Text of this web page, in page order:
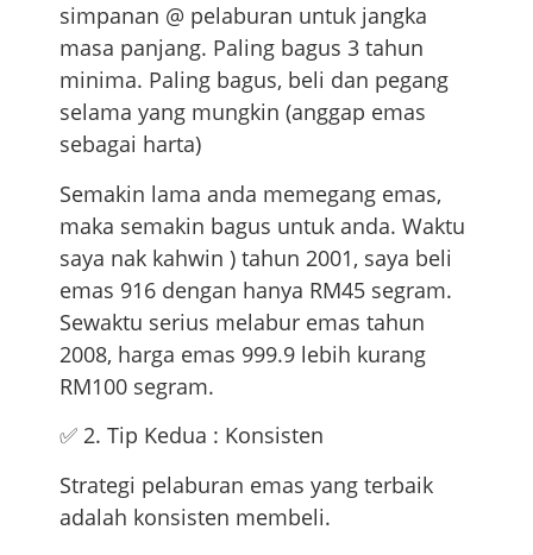
simpanan @ pelaburan untuk jangka
masa panjang. Paling bagus 3 tahun
minima. Paling bagus, beli dan pegang
selama yang mungkin (anggap emas
sebagai harta)
Semakin lama anda memegang emas,
maka semakin bagus untuk anda. Waktu
saya nak kahwin ) tahun 2001, saya beli
emas 916 dengan hanya RM45 segram.
Sewaktu serius melabur emas tahun
2008, harga emas 999.9 lebih kurang
RM100 segram.
✅ 2. Tip Kedua : Konsisten
Strategi pelaburan emas yang terbaik
adalah konsisten membeli.